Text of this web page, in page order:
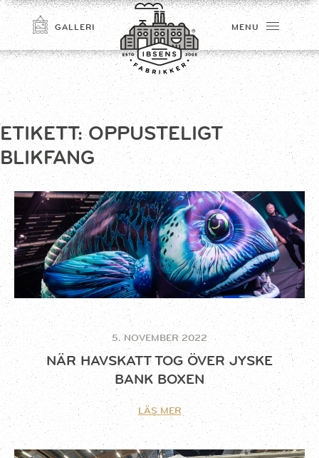
TILMELD
GALLERI MENU
ETIKETT:OPPUSTELIGT
BLIKFANG
5. NOVEMBER 2022
NÄR HAVSKATT TOG ÖVER JYSKE
BANK BOXEN
LÄS MER